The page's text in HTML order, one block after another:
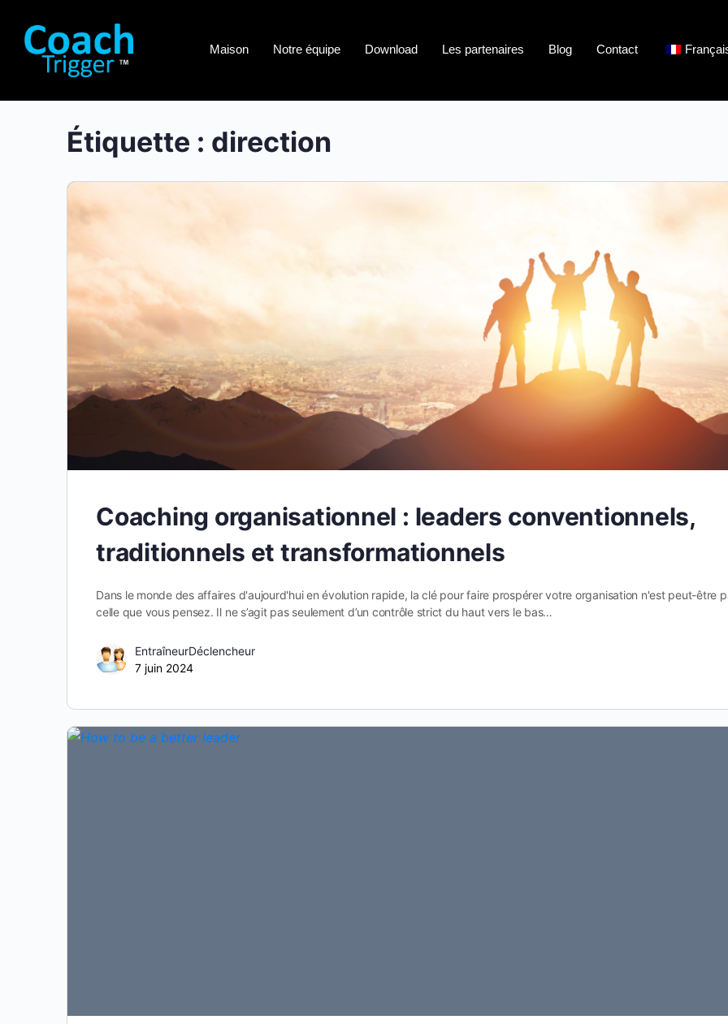
Maison Notre équipe Download Les partenaires Blog Contact
Étiquette : direction
Coaching organisationnel : leaders conventionnels,
traditionnels et transformationnels
Dans le monde des affaires d'aujourd'hui en évolution rapide, la clé pour faire prospérer votre organisation n'est peut-être
celle que vous pensez. Il ne s’agit pas seulement d’un contrôle strict du haut vers le bas…
EntraîneurDéclencheur
7 juin 2024